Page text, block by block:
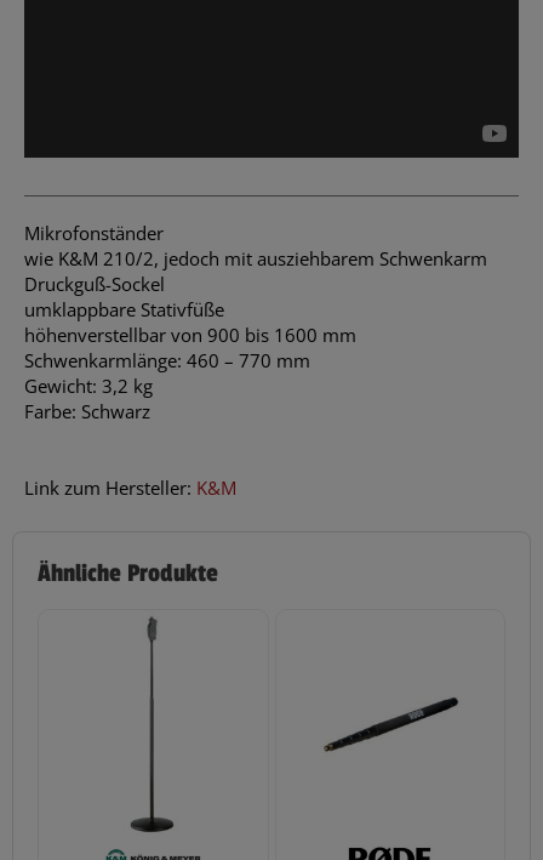
Mikrofonständer
wie K&M 210/2, jedoch mit ausziehbarem Schwenkarm
Druckguß-Sockel
umklappbare Stativfüße
höhenverstellbar von 900 bis 1600 mm
Schwenkarmlänge: 460 – 770 mm
Gewicht: 3,2 kg
Farbe: Schwarz
Link zum Hersteller: K&M
Ähnliche Produkte